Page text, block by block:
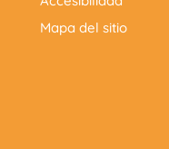
Mapa del sitio